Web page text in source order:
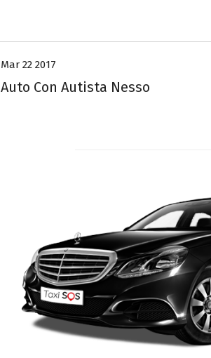
Mar 22 2017
Auto Con Autista Nesso